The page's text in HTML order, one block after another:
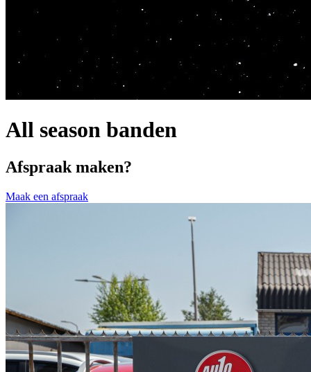
All season banden
Afspraak maken?
Maak een afspraak